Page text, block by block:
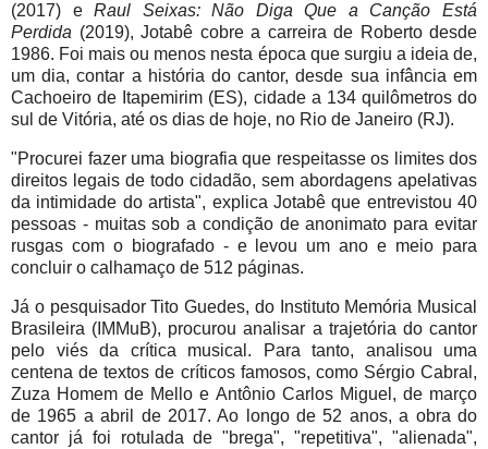
(2017) eRaul Seixas: Não Diga Que a Canção Está
Perdida (2019), Jotabê cobre a carreira de Roberto desde
1986. Foi mais ou menos nesta época que surgiu a ideia de,
um dia, contar a história do cantor, desde sua infância em
Cachoeiro de Itapemirim (ES), cidade a 134 quilômetros do
sul de Vitória, até os dias de hoje, no Rio de Janeiro (RJ).
"Procurei fazer uma biografia que respeitasse os limites dos
direitos legais de todo cidadão, sem abordagens apelativas
da intimidade do artista", explica Jotabê que entrevistou 40
pessoas - muitas sob a condição de anonimato para evitar
rusgas com o biografado - e levou um ano e meio para
concluir o calhamaço de 512 páginas.
Já o pesquisador Tito Guedes, do Instituto Memória Musical
Brasileira (IMMuB), procurou analisar a trajetória do cantor
pelo viés da crítica musical. Para tanto, analisou uma
centena de textos de críticos famosos, como Sérgio Cabral,
Zuza Homem de Mello e Antônio Carlos Miguel, de março
de 1965 a abril de 2017. Ao longo de 52 anos, a obra do
cantor já foi rotulada de "brega", "repetitiva", "alienada",